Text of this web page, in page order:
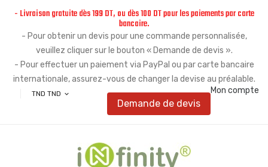
- Livraison gratuite dès 199 DT, ou dès 100 DT pour les paiements par carte
bancaire.
- Pour obtenir un devis pour une commande personnalisée,
veuillez cliquer sur le bouton « Demande de devis ».
- Pour effectuer un paiement via PayPal ou par carte bancaire
internationale, assurez-vous de changer la devise au préalable.
TND TND expand_more Mon compte
Demande de devis